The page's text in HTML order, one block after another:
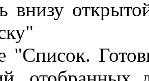
внизу
"Список.